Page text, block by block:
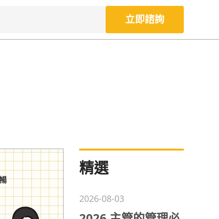
立即諮詢
精選
2026-08-03